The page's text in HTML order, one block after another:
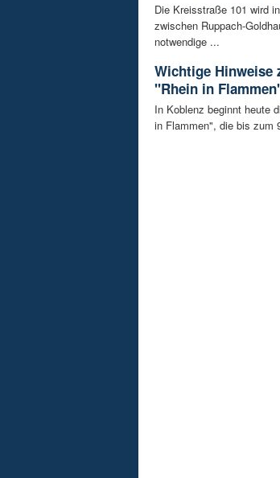
Die Kreisstraße 101 wird
zwischen Ruppach-
notwendige ...
Wichtige Hinweise
"Rhein in
In Koblenz beginnt heute
in Flammen", die bis zum